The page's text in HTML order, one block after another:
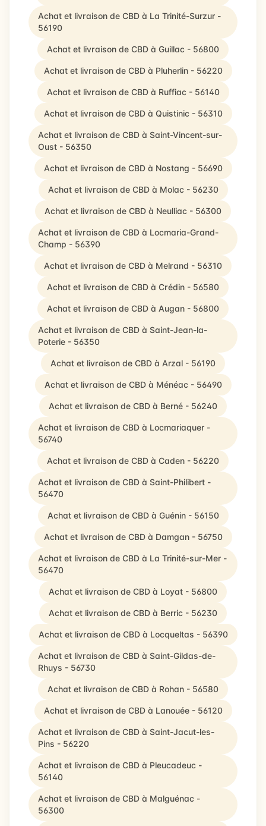
Achat et livraison de CBD à La Trinité-Surzur -
56190
Achat et livraison de CBD à Guillac - 56800
Achat et livraison de CBD à Pluherlin - 56220
Achat et livraison de CBD à Ruffiac - 56140
Achat et livraison de CBD à Quistinic - 56310
Achat et livraison de CBD à Saint-Vincent-sur-
Oust - 56350
Achat et livraison de CBD à Nostang - 56690
Achat et livraison de CBD à Molac - 56230
Achat et livraison de CBD à Neulliac - 56300
Achat et livraison de CBD à Locmaria-Grand-
Champ - 56390
Achat et livraison de CBD à Melrand - 56310
Achat et livraison de CBD à Crédin - 56580
Achat et livraison de CBD à Augan - 56800
Achat et livraison de CBD à Saint-Jean-la-
Poterie - 56350
Achat et livraison de CBD à Arzal - 56190
Achat et livraison de CBD à Ménéac - 56490
Achat et livraison de CBD à Berné - 56240
Achat et livraison de CBD à Locmariaquer -
56740
Achat et livraison de CBD à Caden - 56220
Achat et livraison de CBD à Saint-Philibert -
56470
Achat et livraison de CBD à Guénin - 56150
Achat et livraison de CBD à Damgan - 56750
Achat et livraison de CBD à La Trinité-sur-Mer -
56470
Achat et livraison de CBD à Loyat - 56800
Achat et livraison de CBD à Berric - 56230
Achat et livraison de CBD à Locqueltas - 56390
Achat et livraison de CBD à Saint-Gildas-de-
Rhuys - 56730
Achat et livraison de CBD à Rohan - 56580
Achat et livraison de CBD à Lanouée - 56120
Achat et livraison de CBD à Saint-Jacut-les-
Pins - 56220
Achat et livraison de CBD à Pleucadeuc -
56140
Achat et livraison de CBD à Malguénac -
56300